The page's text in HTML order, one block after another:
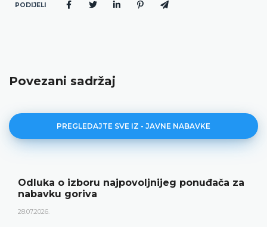
PODIJELI
Povezani sadržaj
PREGLEDAJTE SVE IZ - JAVNE NABAVKE
Odluka o izboru najpovoljnijeg ponuđača za
nabavku goriva
28.07.2026.